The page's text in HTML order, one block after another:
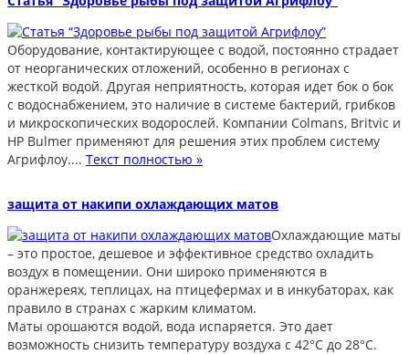
Оборудование, контактирующее с водой, постоянно страдает
от неорганических отложений, особенно в регионах с
жесткой водой. Другая неприятность, которая идет бок о бок
с водоснабжением, это наличие в системе бактерий, грибков
и микроскопических водорослей. Компании Colmans, Britvic и
HP Bulmer применяют для решения этих проблем систему
Агрифлоу.... Текст полностью »
защита от накипи охлаждающих матов
Охлаждающие маты
– это простое, дешевое и эффективное средство охладить
воздух в помещении. Они широко применяются в
оранжереях, теплицах, на птицефермах и в инкубаторах, как
правило в странах с жарким климатом.
Маты орошаются водой, вода испаряется. Это дает
возможность снизить температуру воздуха с 42°C до 28°C.